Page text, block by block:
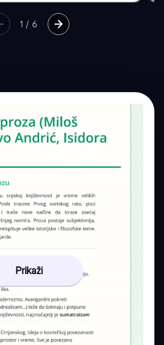
1 /6
Prikaži